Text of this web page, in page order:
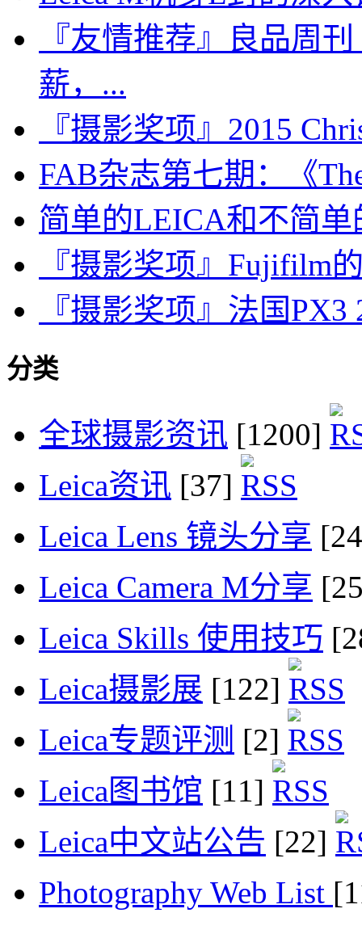
『友情推荐』良品周
薪，...
『摄影奖项』2015
FAB杂志第七期：《
简单的LEICA和不简单
『摄影奖项』Fujifilm
『摄影奖项』法国
分类
全球摄影资讯 [1200]
Leica资讯 [37]
Leica Lens 镜头分享
Leica Camera M分享
Leica Skills 使用技巧
Leica摄影展 [122]
Leica专题评测 [2]
Leica图书馆 [11]
Leica中文站公告 [22]
Photography Web List